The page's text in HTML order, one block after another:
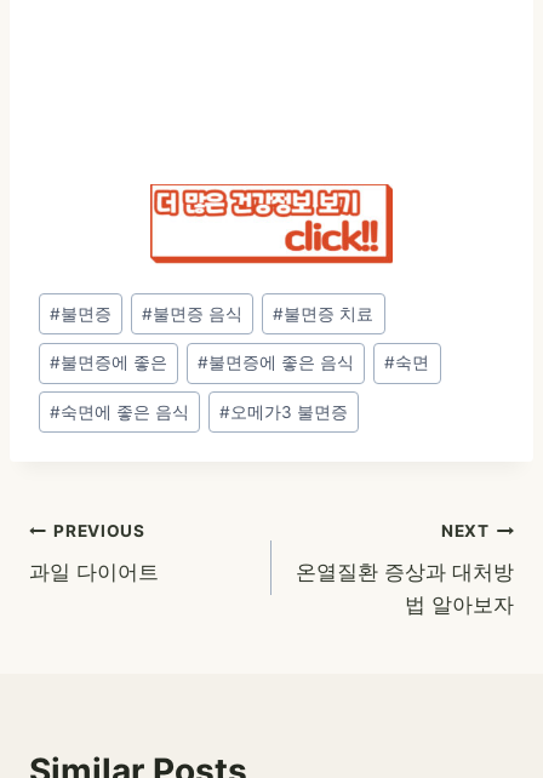
Post
Tags:
#불면증 #불면증 음식 #불면증 치료
#불면증에 좋은 #불면증에 좋은 음식 #숙면
#숙면에 좋은 음식 #오메가3 불면증
글
탐
PREVIOUS
과일 다이어트
NEXT
온열질환 증상과 대처방
법 알아보자